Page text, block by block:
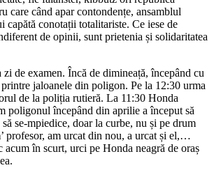
care când apar contondențe, ansamblul
capătă conotații totalitariste. Ce iese de
de opinii, sunt prietenia și solidaritatea
de examen. Încă de dimineață, începând cu
jaloanele din poligon. Pe la 12:30 urma
de la poliția rutieră. La 11:30 Honda
poligonul începând din aprilie a început să
să se-mpiedice, doar la curbe, nu și pe drum
profesor, am urcat din nou, a urcat și el,…
acum în scurt, urci pe Honda neagră de oraș